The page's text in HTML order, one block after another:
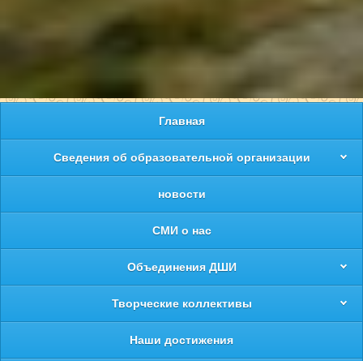
Главная
Сведения об образовательной организации
новости
СМИ о нас
Объединения ДШИ
Творческие коллективы
Наши достижения